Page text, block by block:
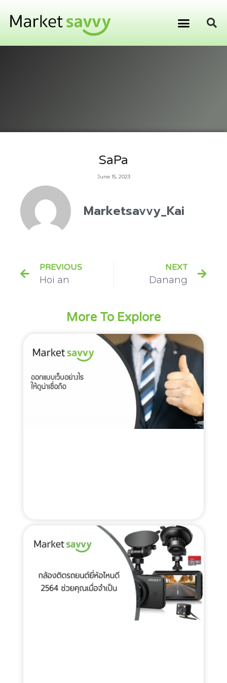
SaPa
June 15, 2023
Marketsavvy_Kai
PREVIOUS
Hoi an
NEXT
Danang
More To Explore